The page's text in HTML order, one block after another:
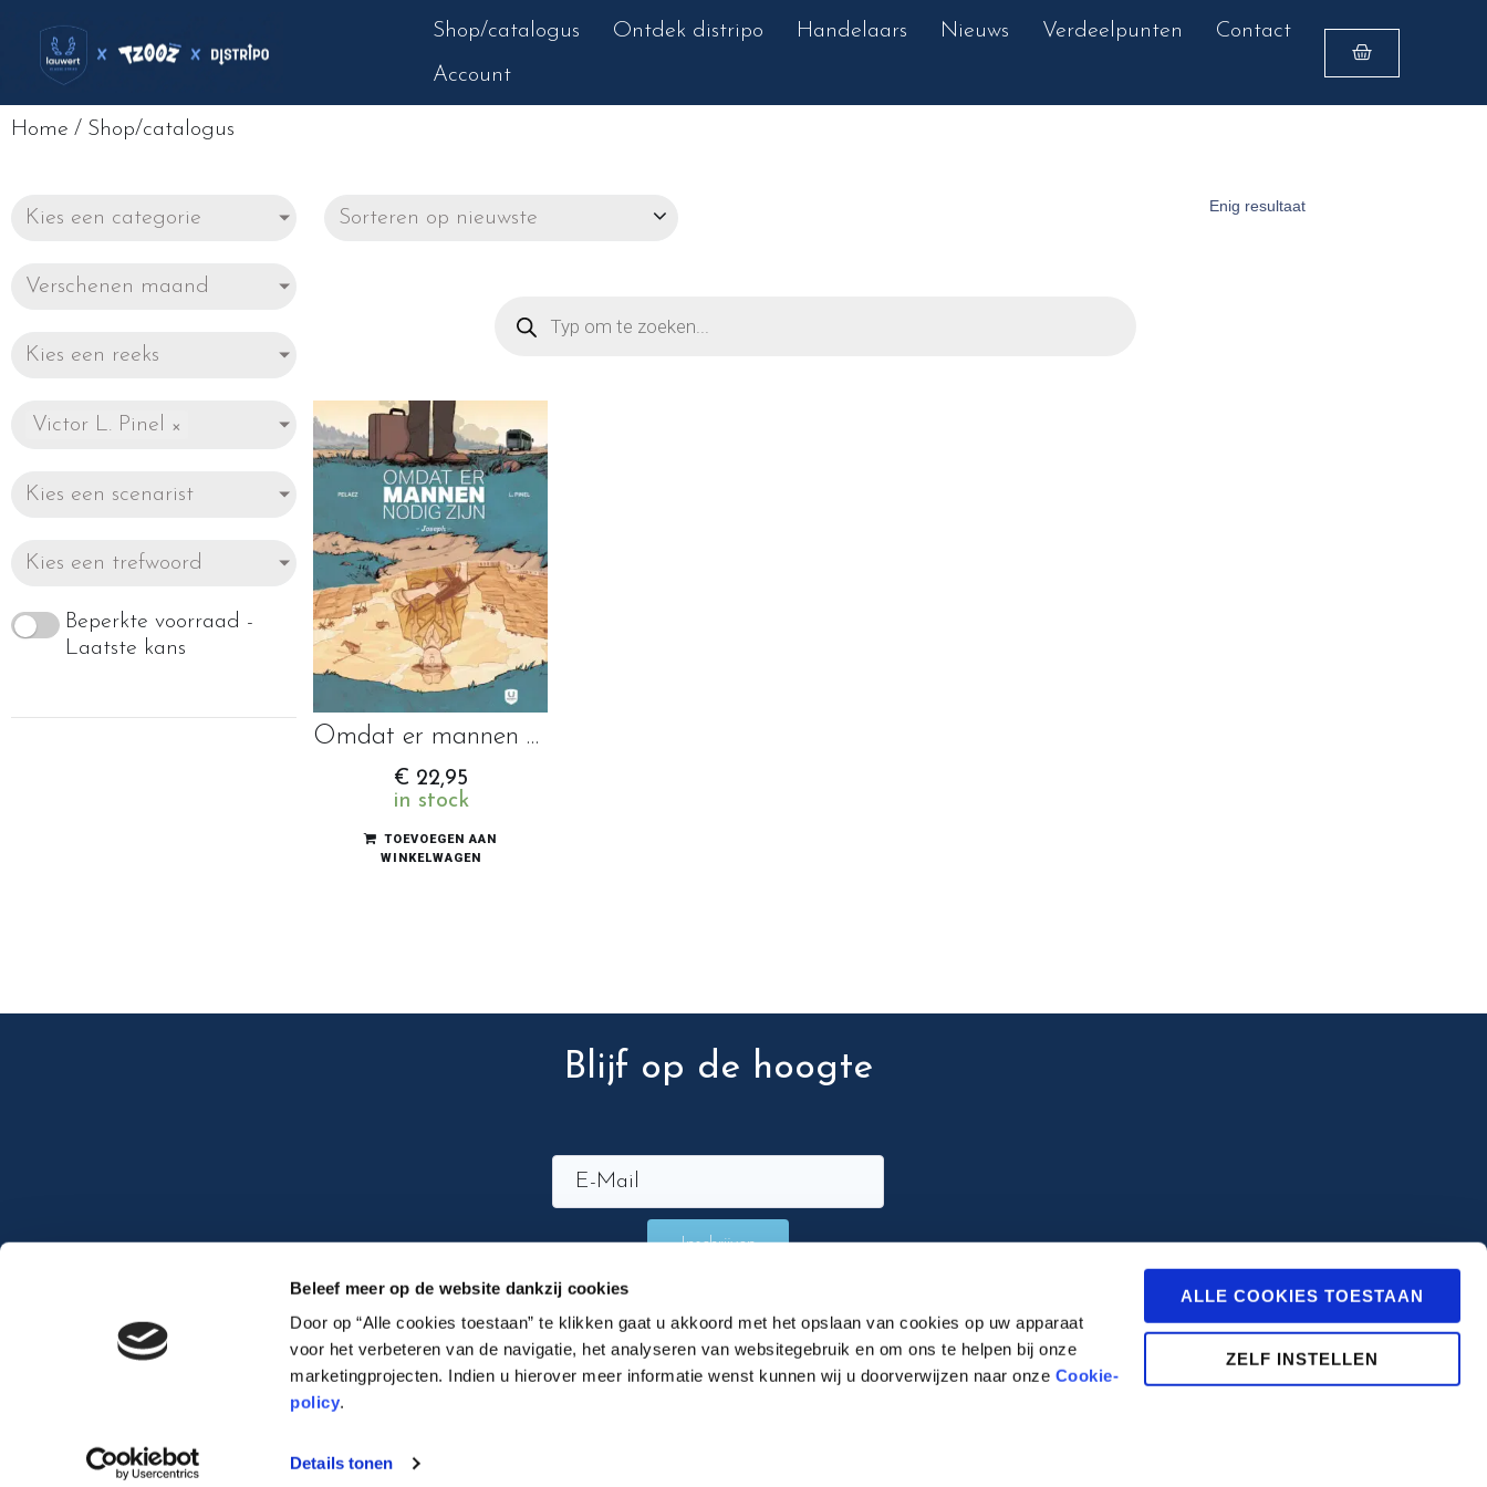
Beleef meer op de website dankzij cookies
Door op “Alle cookies toestaan” te klikken gaat u akkoord met het opslaan van cookies op uw apparaat
voor het verbeteren van de navigatie, het analyseren van websitegebruik en om ons te helpen bij onze
marketingprojecten. Indien u hierover meer informatie wenst kunnen wij u doorverwijzen naar onze Cookie-
policy.
Details tonen
ALLE COOKIES TOESTAAN
ZELF INSTELLEN
Shop/catalogus Ontdek distripo Handelaars Nieuws Verdeelpunten
Contact
Account
Home / Shop/catalogus
Kies een categorie
Verschenen maand
Kies een reeks
Victor L. Pinel ×
Kies een scenarist
Kies een trefwoord
Beperkte voorraad -
Laatste kans
Enig resultaat
Omdat er mannen nodig zijn
€22,95
in stock
TOEVOEGEN AAN
WINKELWAGEN
Blijf op de hoogte
Inschrijven